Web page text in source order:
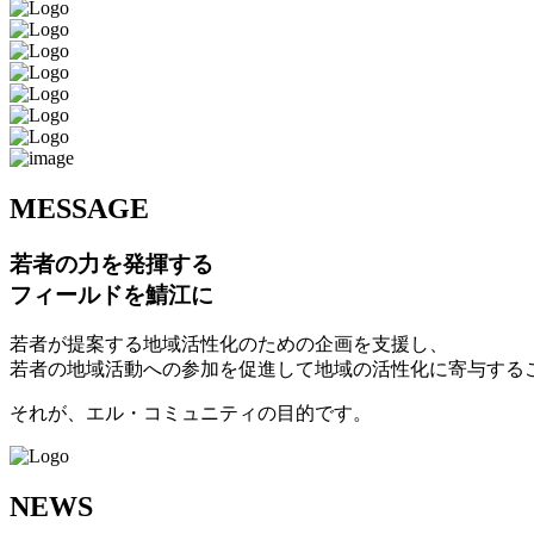
MESSAGE
若者の力を発揮する
フィールドを鯖江に
若者が提案する地域活性化のための企画を支援し、
若者の地域活動への参加を促進して地域の活性化に寄与する
それが、エル・コミュニティの目的です。
NEWS